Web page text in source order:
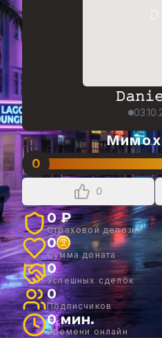
0
0
0 ₽
Страховой депозит
0
Сумма доната
0
Успешных сделок
0
Подписчиков
0 мин.
Времени онлайн